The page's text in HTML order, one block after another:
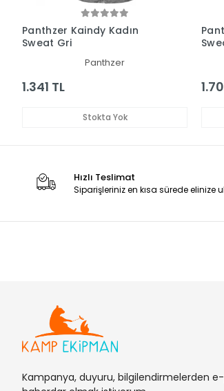
Panthzer Kaindy Kadın
Sweat Gri
Panthzer
1.341 TL
Stokta Yok
Hızlı Teslimat
Siparişleriniz en kısa sürede elinize
Kampanya, duyuru, bilgilendirmelerden